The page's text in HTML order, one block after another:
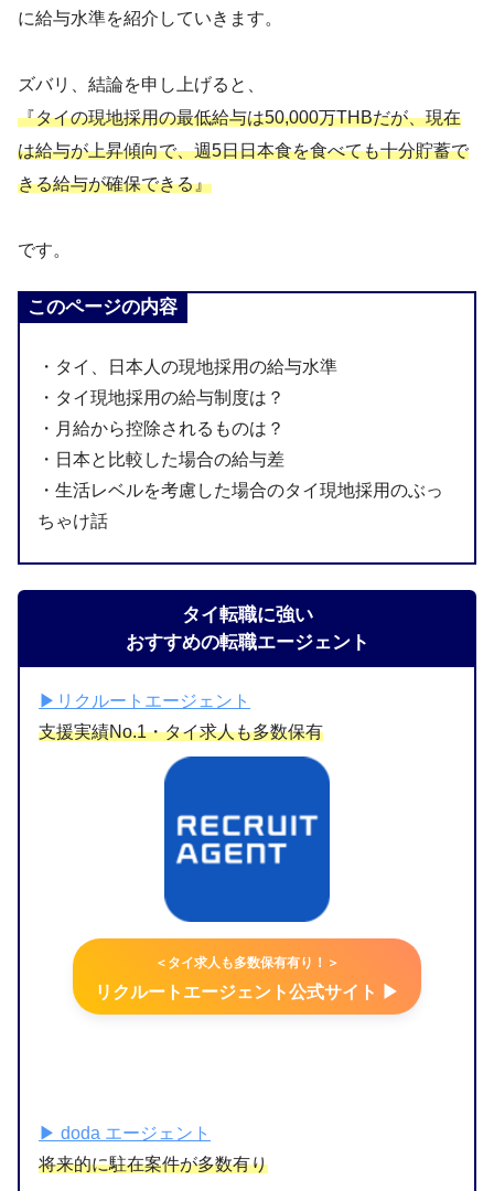
に給与水準を紹介していきます。
ズバリ、結論を申し上げると、
『タイの現地採用の最低給与は50,000万THBだが、現在
は給与が上昇傾向で、週5日日本食を食べても十分貯蓄で
きる給与が確保できる』
です。
このページの内容
・タイ、日本人の現地採用の給与水準
・タイ現地採用の給与制度は？
・月給から控除されるものは？
・日本と比較した場合の給与差
・生活レベルを考慮した場合のタイ現地採用のぶっ
ちゃけ話
タイ転職に強い
おすすめの転職エージェント
▶︎リクルートエージェント
支援実績No.1・タイ求人も多数保有
＜タイ求人も多数保有有り！＞
リクルートエージェント公式サイト ▶︎
▶︎ doda エージェント
将来的に駐在案件が多数有り